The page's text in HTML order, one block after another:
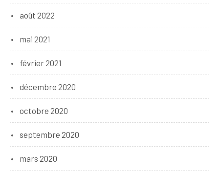
août 2022
mai 2021
février 2021
décembre 2020
octobre 2020
septembre 2020
mars 2020